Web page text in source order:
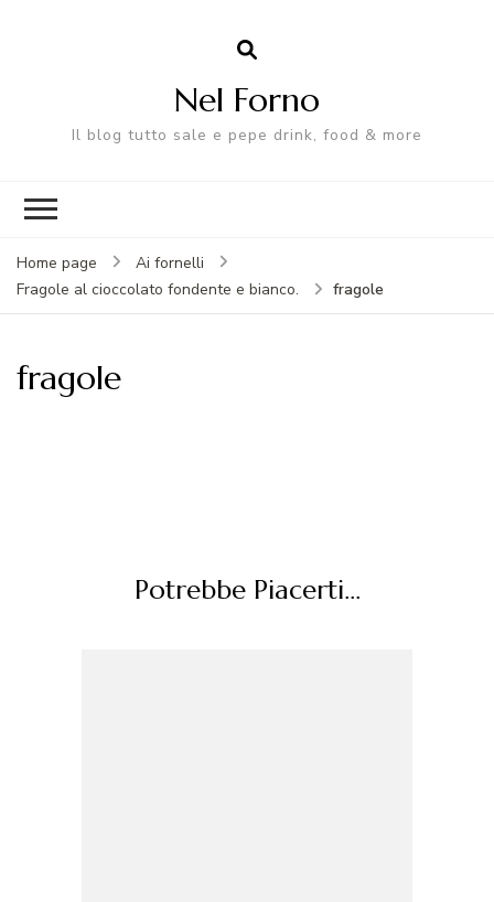
Nel Forno
Il blog tutto sale e pepe drink, food & more
Home page
Ai fornelli
Fragole al cioccolato fondente e bianco.
fragole
fragole
Potrebbe Piacerti...